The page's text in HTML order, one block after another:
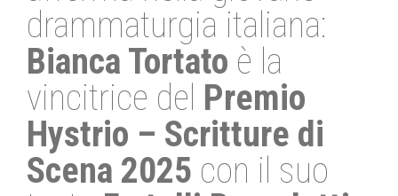
drammaturgia italiana:
Bianca Tortato è la
vincitrice del Premio
Hystrio – Scritture di
Scena 2025 con il suo